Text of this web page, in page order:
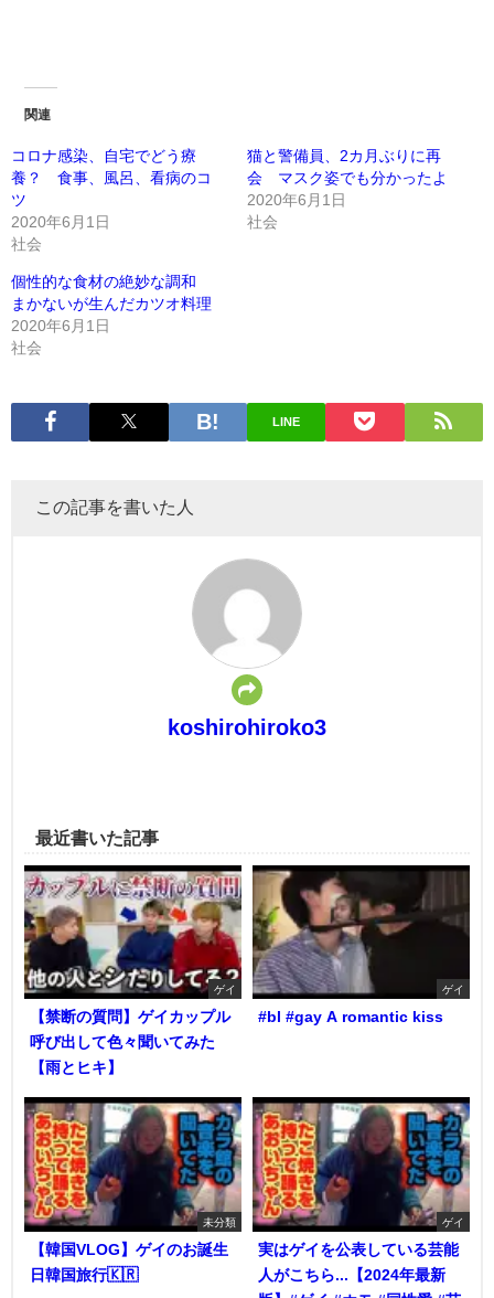
関連
コロナ感染、自宅でどう療
養？ 食事、風呂、看病のコ
ツ
2020年6月1日
社会
猫と警備員、2カ月ぶりに再
会 マスク姿でも分かったよ
2020年6月1日
社会
個性的な食材の絶妙な調和
まかないが生んだカツオ料理
2020年6月1日
社会
LINE
この記事を書いた人
koshirohiroko3
最近書いた記事
ゲイ
【禁断の質問】ゲイカップル
呼び出して色々聞いてみた
【雨とヒキ】
ゲイ
#bl #gay A romantic kiss
未分類
【韓国VLOG】ゲイのお誕生
日韓国旅行🇰🇷
ゲイ
実はゲイを公表している芸能
人がこちら...【2024年最新